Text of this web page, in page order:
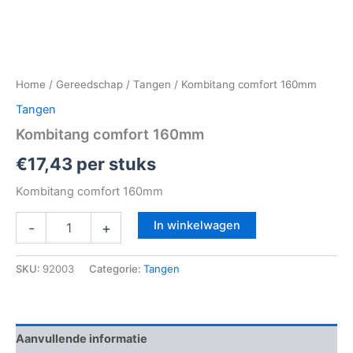
Home / Gereedschap / Tangen / Kombitang comfort 160mm
Tangen
Kombitang comfort 160mm
€17,43 per stuks
Kombitang comfort 160mm
- + In winkelwagen
SKU: 92003 Categorie: Tangen
Aanvullende informatie